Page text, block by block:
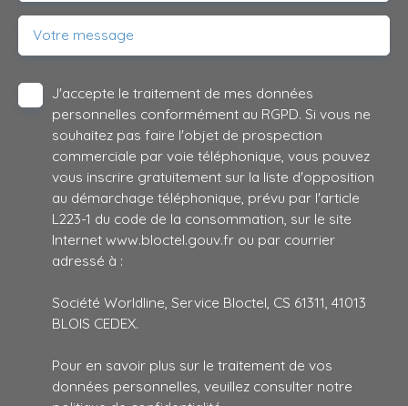
Votre message
J'accepte le traitement de mes données
personnelles conformément au RGPD. Si vous ne
souhaitez pas faire l'objet de prospection
commerciale par voie téléphonique, vous pouvez
vous inscrire gratuitement sur la liste d'opposition
au démarchage téléphonique, prévu par l'article
L223-1 du code de la consommation, sur le site
Internet www.bloctel.gouv.fr ou par courrier
adressé à :
Société Worldline, Service Bloctel, CS 61311, 41013
BLOIS CEDEX.
Pour en savoir plus sur le traitement de vos
données personnelles, veuillez consulter notre